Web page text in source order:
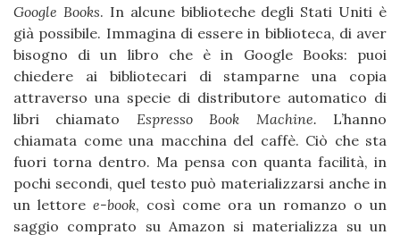
Google Books. In alcune biblioteche degli Stati Uniti è
già possibile. Immagina di essere in biblioteca, di aver
bisogno di un libro che è in Google Books: puoi
chiedere ai bibliotecari di stamparne una copia
attraverso una specie di distributore automatico di
libri chiamato Espresso Book Machine. L’hanno
chiamata come una macchina del caffè. Ciò che sta
fuori torna dentro. Ma pensa con quanta facilità, in
pochi secondi, quel testo può materializzarsi anche in
un lettore e-book, così come ora un romanzo o un
saggio comprato su Amazon si materializza su un